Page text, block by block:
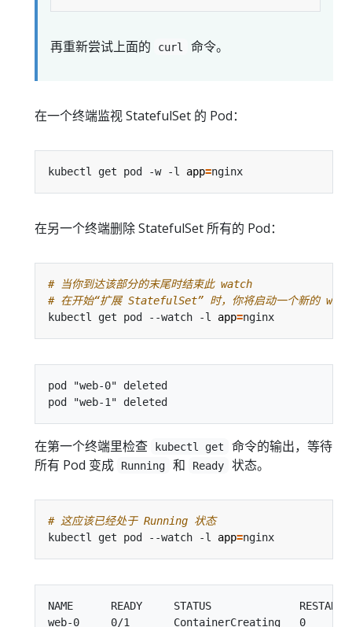
再重新尝试上面的 curl 命令。
在一个终端监视 StatefulSet 的 Pod：
kubectl get pod -w -l app=
在另一个终端删除 StatefulSet 所有的 Pod：
# 当你到达该部分的末尾时结束此 watch
# 在开始“扩展 StatefulSet” 时，你将启动一个新的
kubectl get pod --watch -l app=
pod "web-0" deleted
在第一个终端里检查 kubectl get
命令的输出，等待
所有 Pod 变成
Running 和 Ready 状态。
# 这应该已经处于 Running 状态
kubectl get pod --watch -l app=
NAME      READY     STATUS              RESTARTS
web-0     0/1       ContainerCreating   0